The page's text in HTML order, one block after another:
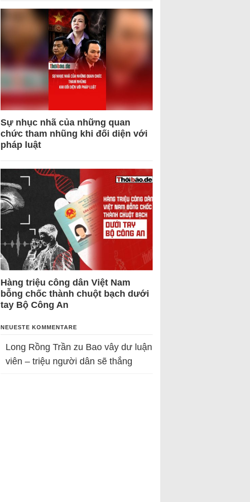
Sự nhục nhã của những quan
chức tham nhũng khi đối diện với
pháp luật
Hàng triệu công dân Việt Nam
bỗng chốc thành chuột bạch dưới
tay Bộ Công An
NEUESTE KOMMENTARE
Long Rồng Trần zu Bao vây dư luận
viên – triệu người dân sẽ thắng